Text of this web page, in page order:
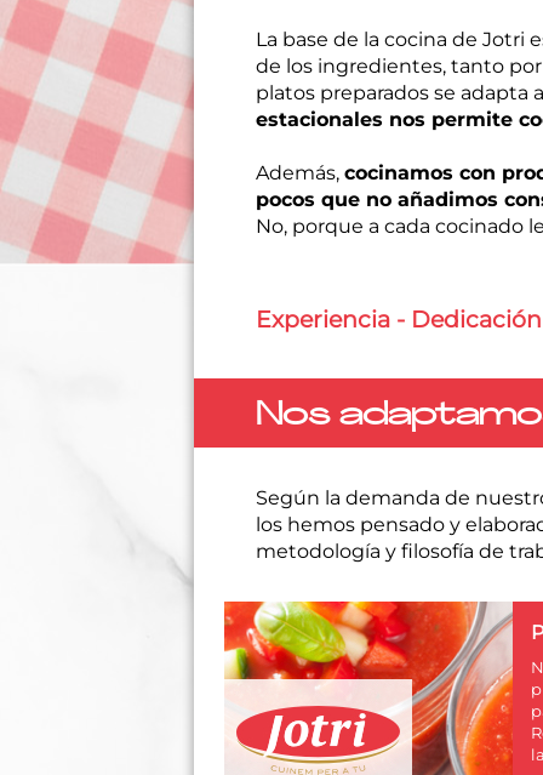
La base de la cocina de Jotri
de los ingredientes, tanto
platos preparados se adapta
estacionales nos permite
Además,cocinamos con
pocos que no añadimos
No, porque a cada cocinado
Experiencia -
Nos
Según la demanda de
los hemos pensado y
metodología y filosofía de